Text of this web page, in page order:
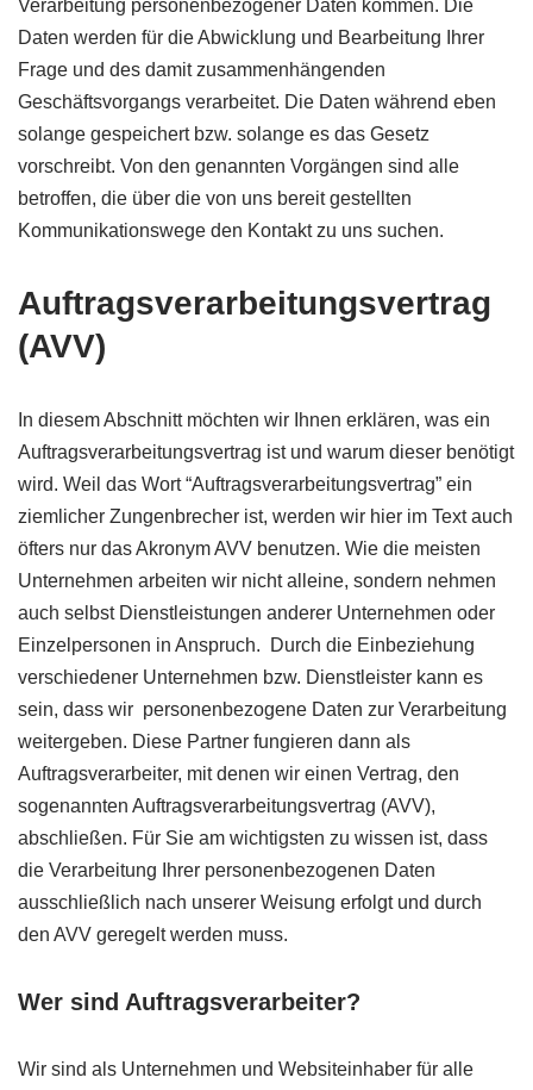
Verarbeitung personenbezogener Daten kommen. Die
Daten werden für die Abwicklung und Bearbeitung Ihrer
Frage und des damit zusammenhängenden
Geschäftsvorgangs verarbeitet. Die Daten während eben
solange gespeichert bzw. solange es das Gesetz
vorschreibt. Von den genannten Vorgängen sind alle
betroffen, die über die von uns bereit gestellten
Kommunikationswege den Kontakt zu uns suchen.
Auftragsverarbeitungsvertrag
(AVV)
In diesem Abschnitt möchten wir Ihnen erklären, was ein
Auftragsverarbeitungsvertrag ist und warum dieser benötigt
wird. Weil das Wort “Auftragsverarbeitungsvertrag” ein
ziemlicher Zungenbrecher ist, werden wir hier im Text auch
öfters nur das Akronym AVV benutzen. Wie die meisten
Unternehmen arbeiten wir nicht alleine, sondern nehmen
auch selbst Dienstleistungen anderer Unternehmen oder
Einzelpersonen in Anspruch. Durch die Einbeziehung
verschiedener Unternehmen bzw. Dienstleister kann es
sein, dass wir personenbezogene Daten zur Verarbeitung
weitergeben. Diese Partner fungieren dann als
Auftragsverarbeiter, mit denen wir einen Vertrag, den
sogenannten Auftragsverarbeitungsvertrag (AVV),
abschließen. Für Sie am wichtigsten zu wissen ist, dass
die Verarbeitung Ihrer personenbezogenen Daten
ausschließlich nach unserer Weisung erfolgt und durch
den AVV geregelt werden muss.
Wer sind Auftragsverarbeiter?
Wir sind als Unternehmen und Websiteinhaber für alle